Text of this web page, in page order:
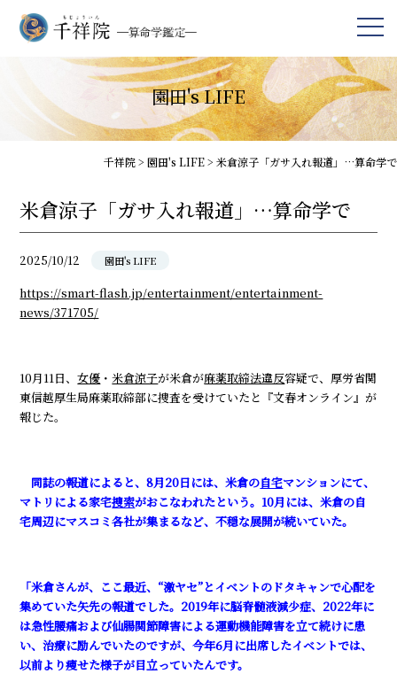
園田's LIFE
千祥院> 園田's LIFE> 米倉涼子「ガサ入れ報道」…算命学で
米倉涼子「ガサ入れ報道」…算命学で
2025/10/12 園田's LIFE
https://smart-flash.jp/entertainment/entertainment-
news/371705/
10月11日、女優 ・米倉涼子が米倉が麻薬取締法違反容疑で、厚労省関
東信越厚生局麻薬取締部に捜査を受けていたと『文春オンライン』が
報じた。
同誌の報道によると、8月20日には、米倉の自宅マンションにて、
マトリによる家宅捜索がおこなわれたという。10月には、米倉の自
宅周辺にマスコミ各社が集まるなど、不穏な展開が続いていた。
「米倉さんが、ここ最近、“激ヤセ”とイベントのドタキャンで心配を
集めていた矢先の報道でした。2019年に脳脊髄液減少症、2022年に
は急性腰痛および仙腸関節障害による運動機能障害を立て続けに患
い、治療に励んでいたのですが、今年6月に出席したイベントでは、
以前より痩せた様子が目立っていたんです。